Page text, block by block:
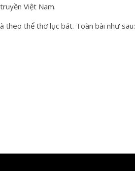
Việt Nam.
theo thể thơ lục bát. Toàn bài như sau: